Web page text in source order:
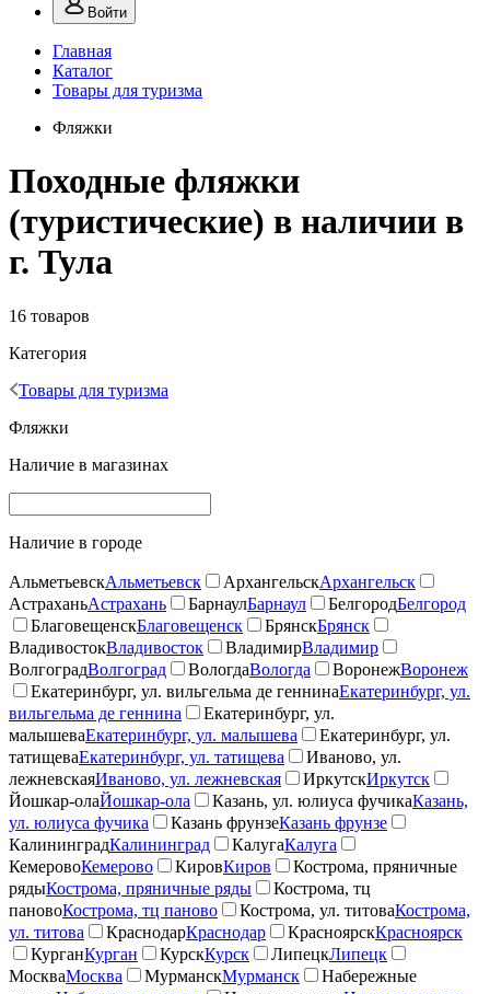
Войти
Главная
Каталог
Товары для туризма
Фляжки
Походные фляжки
(туристические) в наличии в
г. Тула
16 товаров
Категория
Товары для туризма
Фляжки
Наличие в магазинах
Наличие в городе
АльметьевскАльметьевск АрхангельскАрхангельск
АстраханьАстрахань БарнаулБарнаул БелгородБелгород
БлаговещенскБлаговещенск БрянскБрянск
ВладивостокВладивосток ВладимирВладимир
ВолгоградВолгоград ВологдаВологда ВоронежВоронеж
Екатеринбург, ул. вильгельма де геннинаЕкатеринбург, ул.
вильгельма де геннина
Екатеринбург, ул.
малышеваЕкатеринбург, ул. малышева
Екатеринбург, ул.
татищеваЕкатеринбург, ул. татищева
Иваново, ул.
лежневскаяИваново, ул. лежневская ИркутскИркутск
Йошкар-олаЙошкар-ола Казань, ул. юлиуса фучикаКазань,
ул. юлиуса фучика
Казань фрунзеКазань фрунзе
КалининградКалининград КалугаКалуга
КемеровоКемерово КировКиров
Кострома, пряничные
рядыКострома, пряничные ряды
Кострома, тц
пановоКострома, тц паново Кострома, ул. титоваКострома,
ул. титова
КраснодарКраснодар КрасноярскКрасноярск
КурганКурган КурскКурск ЛипецкЛипецк
МоскваМосква МурманскМурманск
Набережные